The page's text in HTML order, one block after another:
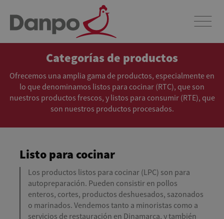
Categorías de productos
Ofrecemos una amplia gama de productos, especialmente en
lo que denominamos listos para cocinar (RTC), que son
nuestros productos frescos, y listos para consumir (RTE), que
son nuestros productos procesados.
Listo para cocinar
Los productos listos para cocinar (LPC) son para
autopreparación. Pueden consistir en pollos
enteros, cortes, productos deshuesados, sazonados
o marinados. Vendemos tanto a minoristas como a
servicios de restauración en Dinamarca, y también